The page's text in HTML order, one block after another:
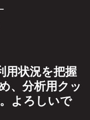
用状況を把握
、分析用クッ
よろしいで